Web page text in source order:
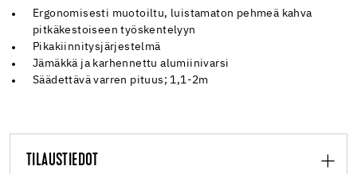
Ergonomisesti muotoiltu, luistamaton pehmeä kahva
pitkäkestoiseen työskentelyyn
Pikakiinnitysjärjestelmä
Jämäkkä ja karhennettu alumiinivarsi
Säädettävä varren pituus; 1,1-2m
TILAUSTIEDOT